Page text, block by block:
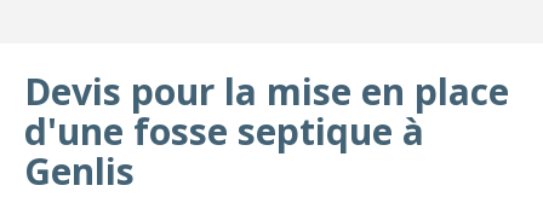
Devis pour la mise en place
d'une fosse septique à
Genlis